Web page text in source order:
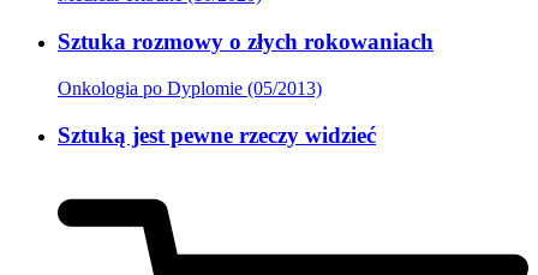
Sztuka rozmowy o złych rokowaniach
Onkologia po Dyplomie (05/2013)
Sztuką jest pewne rzeczy widzieć